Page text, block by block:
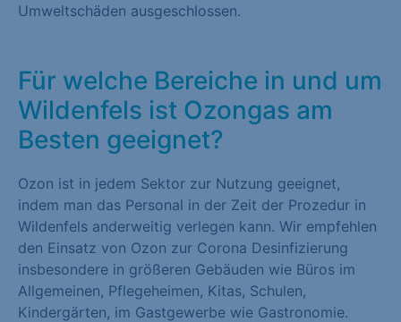
Umweltschäden ausgeschlossen.
Für welche Bereiche in und um
Wildenfels ist Ozongas am
Besten geeignet?
Ozon ist in jedem Sektor zur Nutzung geeignet,
indem man das Personal in der Zeit der Prozedur in
Wildenfels anderweitig verlegen kann. Wir empfehlen
den Einsatz von Ozon zur Corona Desinfizierung
insbesondere in größeren Gebäuden wie Büros im
Allgemeinen, Pflegeheimen, Kitas, Schulen,
Kindergärten, im Gastgewerbe wie Gastronomie.